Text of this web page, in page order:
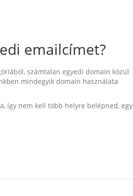
emailcímet?
számtalan egyedi domain közül
mindegyik domain használata
így nem kell több helyre belépned, egy